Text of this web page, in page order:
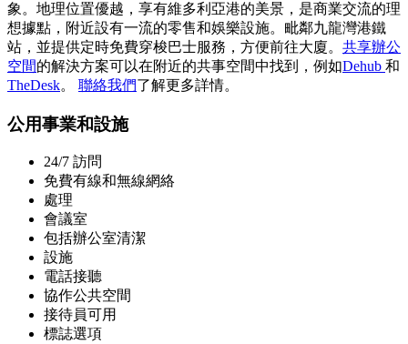
象。地理位置優越，享有維多利亞港的美景，是商業交流的理
想據點，附近設有一流的零售和娛樂設施。毗鄰九龍灣港鐵
站，並提供定時免費穿梭巴士服務，方便前往大廈。 共享辦公
空間的解決方案可以在附近的共事空間中找到，例如Dehub 和
TheDesk。 聯絡我們了解更多詳情。
公用事業和設施
24/7 訪問
免費有線和無線網絡
處理
會議室
包括辦公室清潔
設施
電話接聽
協作公共空間
接待員可用
標誌選項